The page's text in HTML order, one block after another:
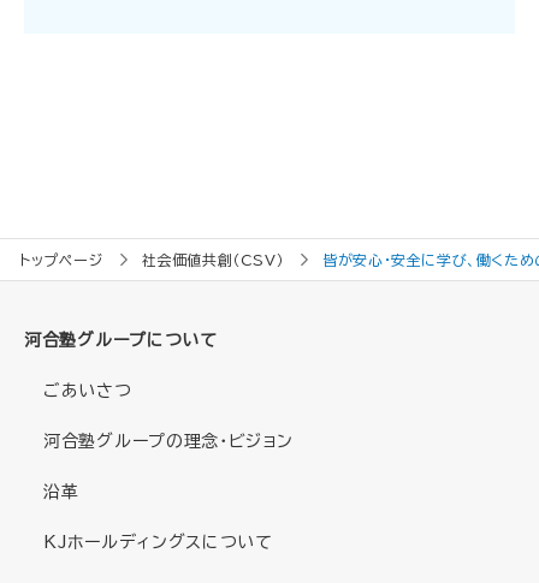
トップページ 社会価値共創（CSV） 皆が安心・安全に学び、働くた
河合塾グループについて
ごあいさつ
河合塾グループの理念・ビジョン
沿革
KJホールディングスについて